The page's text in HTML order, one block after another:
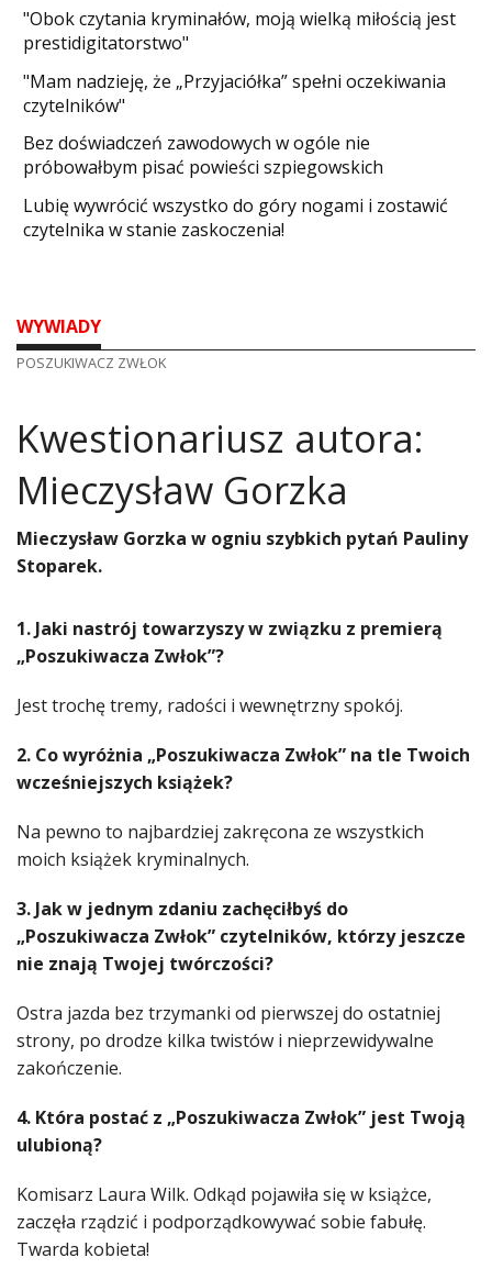
"Obok czytania kryminałów, moją wielką miłością jest
prestidigitatorstwo"
"Mam nadzieję, że „Przyjaciółka” spełni oczekiwania
czytelników"
Bez doświadczeń zawodowych w ogóle nie
próbowałbym pisać powieści szpiegowskich
​Lubię wywrócić wszystko do góry nogami i zostawić
czytelnika w stanie zaskoczenia!
WYWIADY
POSZUKIWACZ ZWŁOK
Kwestionariusz autora:
Mieczysław Gorzka
Mieczysław Gorzka w ogniu szybkich pytań Pauliny
Stoparek.
1. Jaki nastrój towarzyszy w związku z premierą
„Poszukiwacza Zwłok”?
Jest trochę tremy, radości i wewnętrzny spokój.
2. Co wyróżnia „Poszukiwacza Zwłok” na tle Twoich
wcześniejszych książek?
Na pewno to najbardziej zakręcona ze wszystkich
moich książek kryminalnych.
3. Jak w jednym zdaniu zachęciłbyś do
„Poszukiwacza Zwłok” czytelników, którzy jeszcze
nie znają Twojej twórczości?
Ostra jazda bez trzymanki od pierwszej do ostatniej
strony, po drodze kilka twistów i nieprzewidywalne
zakończenie.
4. Która postać z „Poszukiwacza Zwłok” jest Twoją
ulubioną?
Komisarz Laura Wilk. Odkąd pojawiła się w książce,
zaczęła rządzić i podporządkowywać sobie fabułę.
Twarda kobieta!